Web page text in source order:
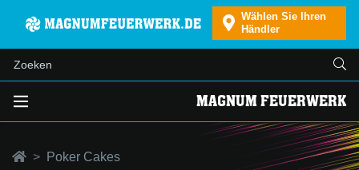
Wählen Sie Ihren
Händler
MAGNUM FEUERWERK
Poker Cakes